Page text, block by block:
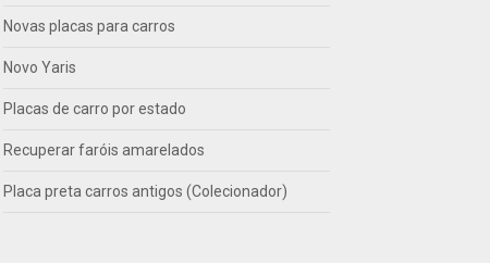
Novas placas para carros
Novo Yaris
Placas de carro por estado
Recuperar faróis amarelados
Placa preta carros antigos (Colecionador)